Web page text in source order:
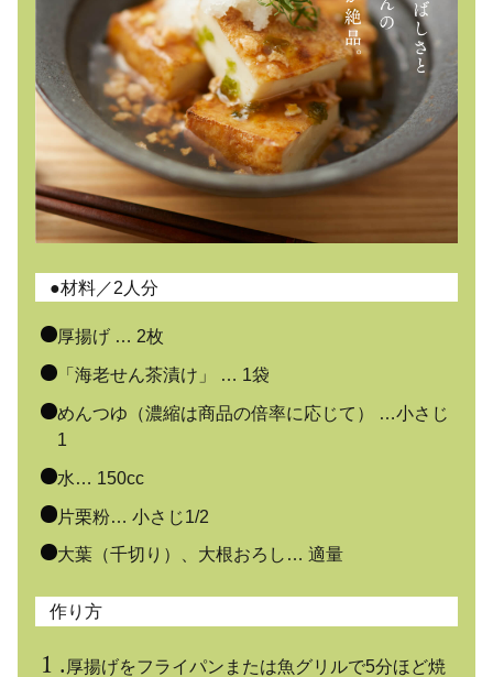
●材料／2人分
厚揚げ … 2枚
「海老せん茶漬け」 … 1袋
めんつゆ（濃縮は商品の倍率に応じて） …小さじ
1
水… 150cc
片栗粉… 小さじ1/2
大葉（千切り）、大根おろし… 適量
作り方
厚揚げをフライパンまたは魚グリルで5分ほど焼